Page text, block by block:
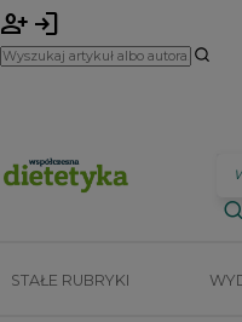
person_add login
STAŁE RUBRYKI